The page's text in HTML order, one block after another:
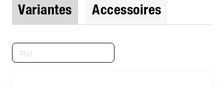
Variantes Accessoires
Réf.